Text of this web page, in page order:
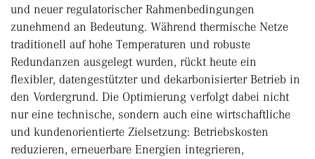
und neuer regulatorischer Rahmenbedingungen
zunehmend an Bedeutung. Während thermische Netze
traditionell auf hohe Temperaturen und robuste
Redundanzen ausgelegt wurden, rückt heute ein
flexibler, datengestützter und dekarbonisierter Betrieb in
den Vordergrund. Die Optimierung verfolgt dabei nicht
nur eine technische, sondern auch eine wirtschaftliche
und kundenorientierte Zielsetzung: Betriebskosten
reduzieren, erneuerbare Energien integrieren,